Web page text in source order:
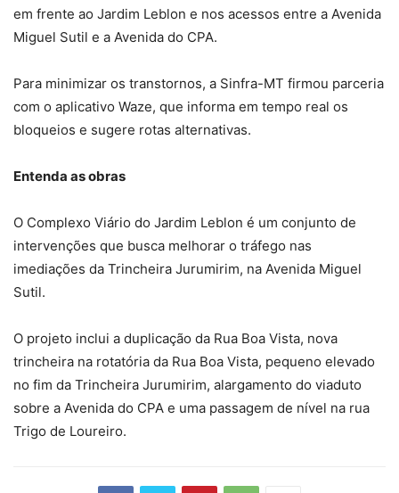
em frente ao Jardim Leblon e nos acessos entre a Avenida
Miguel Sutil e a Avenida do CPA.
Para minimizar os transtornos, a Sinfra-MT firmou parceria
com o aplicativo Waze, que informa em tempo real os
bloqueios e sugere rotas alternativas.
Entenda as obras
O Complexo Viário do Jardim Leblon é um conjunto de
intervenções que busca melhorar o tráfego nas
imediações da Trincheira Jurumirim, na Avenida Miguel
Sutil.
O projeto inclui a duplicação da Rua Boa Vista, nova
trincheira na rotatória da Rua Boa Vista, pequeno elevado
no fim da Trincheira Jurumirim, alargamento do viaduto
sobre a Avenida do CPA e uma passagem de nível na rua
Trigo de Loureiro.